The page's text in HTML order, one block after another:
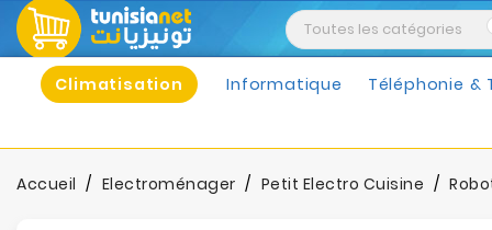
Climatisation Informatique Téléphonie &
Accueil Electroménager Petit Electro Cuisine